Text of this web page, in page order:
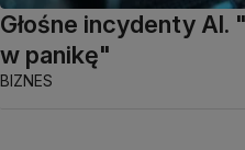
Głośne incydenty AI.
w panikę"
BIZNES